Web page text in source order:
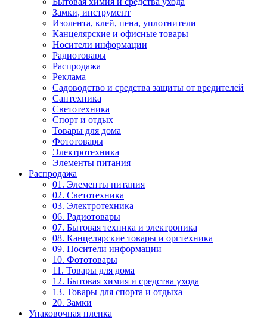
Замки, инструмент
Изолента, клей, пена, уплотнители
Канцелярские и офисные товары
Носители информации
Радиотовары
Распродажа
Реклама
Садоводство и средства защиты от вредителей
Сантехника
Светотехника
Спорт и отдых
Товары для дома
Фототовары
Электротехника
Элементы питания
Распродажа
01. Элементы питания
02. Светотехника
03. Электротехника
06. Радиотовары
07. Бытовая техника и электроника
08. Канцелярские товары и оргтехника
09. Носители информации
10. Фототовары
11. Товары для дома
12. Бытовая химия и средства ухода
13. Товары для спорта и отдыха
20. Замки
Упаковочная пленка